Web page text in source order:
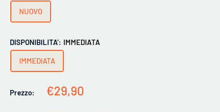
NUOVO
DISPONIBILITA': IMMEDIATA
IMMEDIATA
Prezzo:
Prezzo
€29,90